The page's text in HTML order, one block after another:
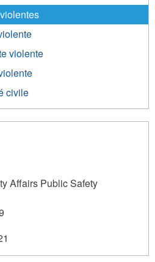
violente
civile
Affairs Public Safety